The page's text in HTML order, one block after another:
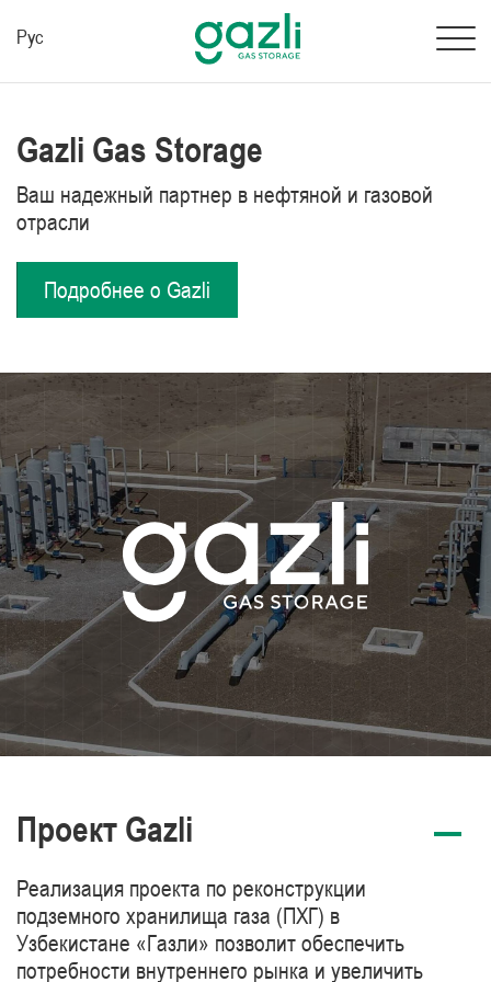
Рус
Gazli Gas Storage
Ваш надежный партнер в нефтяной и газовой
отрасли
Подробнее о Gazli
Проект Gazli
Реализация проекта по реконструкции
подземного хранилища газа (ПХГ) в
Узбекистане «Газли» позволит обеспечить
потребности внутреннего рынка и увеличить